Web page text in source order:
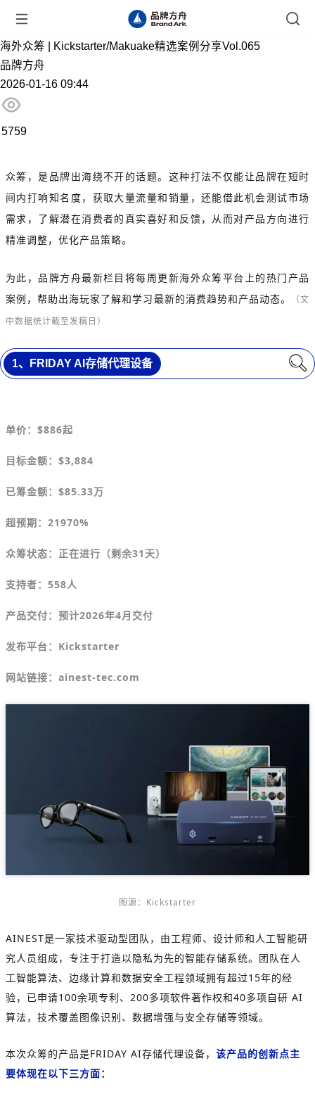
海外众筹 | Kickstarter/Makuake精选案例分享Vol.065
品牌方舟
2026-01-16 09:44
5759
众筹，是品牌出海绕不开的话题。这种打法不仅能让品牌在短时
间内打响知名度，获取大量流量和销量，还能借此机会测试市场
需求，了解潜在消费者的真实喜好和反馈，从而对产品方向进行
精准调整，优化产品策略。
为此，品牌方舟最新栏目将每周更新海外众筹平台上的热门产品
案例，帮助出海玩家了解和学习最新的消费趋势和产品动态。
（文
中数据统计截至发稿日）
1、 FRIDAY AI存储代理设备
单价： $886起
目标金额：$3,884
已筹金额： $85.33万
超预期：21970%
众筹状态：正在进行（剩余31天）
支持者：558人
产品交付：预计2026年4月交付
发布平台： Kickstarter
网站链接：ainest-tec.com
图源：Kickstarter
AINEST是一家技术驱动型团队，由工程师、设计师和人工智能研
究人员组成，专注于打造以隐私为先的智能存储系统。团队在人
工智能算法、边缘计算和数据安全工程领域拥有超过15年的经
验，已申请100余项专利、200多项软件著作权和40多项自研 AI
算法，技术覆盖图像识别、数据增强与安全存储等领域。
本次众筹的产品是FRIDAY AI存储代理设备， 该产品的创新点主
要体现在以下三方面：